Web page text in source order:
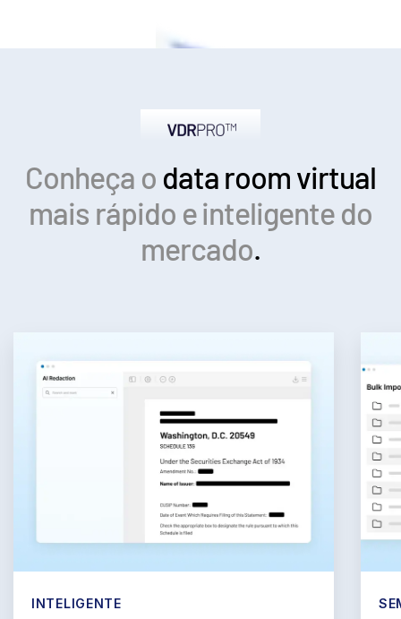
Conheça o data room virtual
mais rápido e inteligente do
mercado.
INTELIGENTE